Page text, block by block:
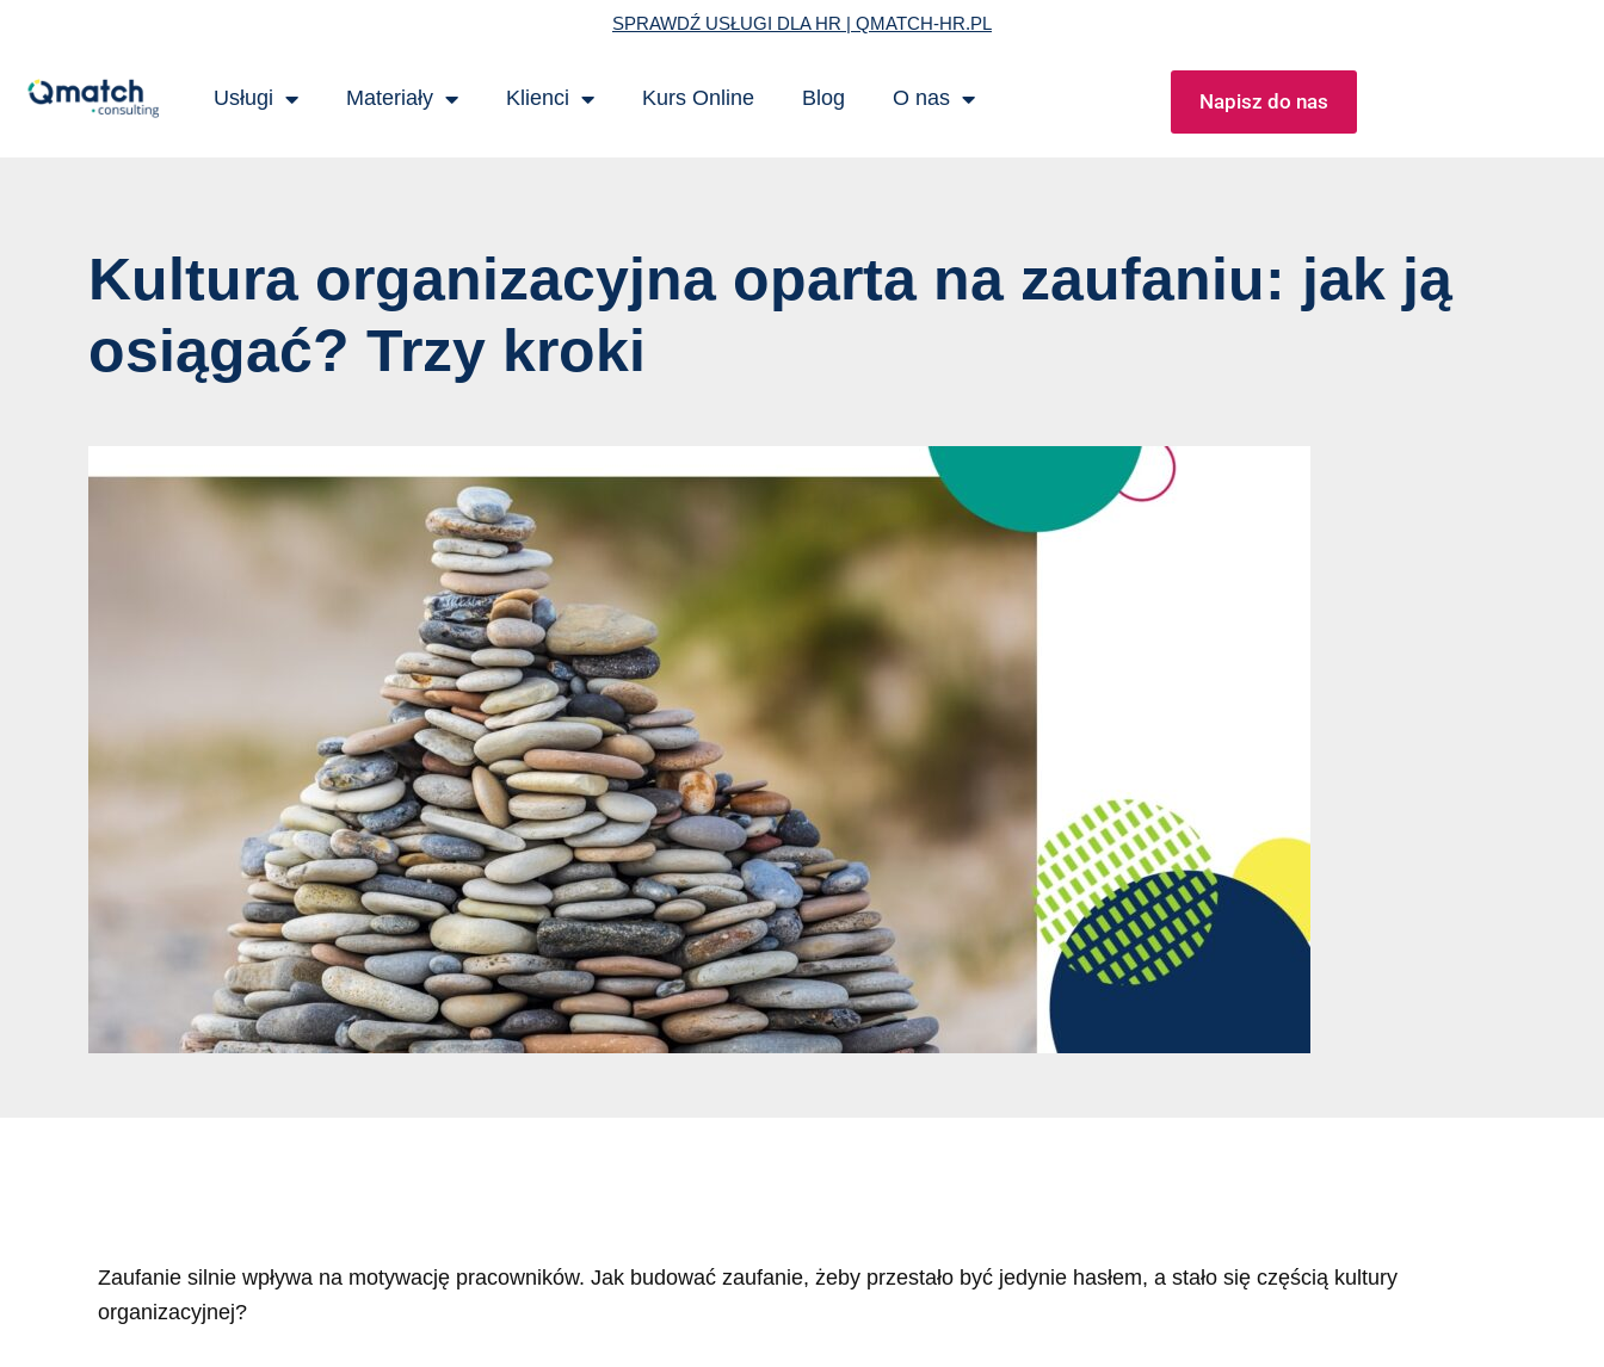
content
SPRAWDŹ USŁUGI DLA HR | QMATCH-HR.PL
Usługi Materiały Klienci Kurs Online Blog O nas Napisz do nas
Kultura organizacyjna oparta na zaufaniu: jak ją
osiągać? Trzy kroki
Zaufanie silnie wpływa na motywację pracowników. Jak budować zaufanie, żeby przestało być jedynie hasłem, a stało się częścią kultury
organizacyjnej?